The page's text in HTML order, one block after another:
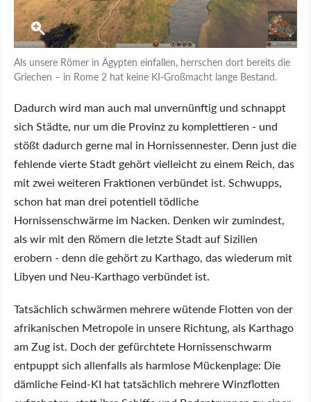
Als unsere Römer in Ägypten einfallen, herrschen dort bereits die
Griechen – in Rome 2 hat keine KI-Großmacht lange Bestand.
Dadurch wird man auch mal unvernünftig und schnappt
sich Städte, nur um die Provinz zu komplettieren - und
stößt dadurch gerne mal in Hornissennester. Denn just die
fehlende vierte Stadt gehört vielleicht zu einem Reich, das
mit zwei weiteren Fraktionen verbündet ist. Schwupps,
schon hat man drei potentiell tödliche
Hornissenschwärme im Nacken. Denken wir zumindest,
als wir mit den Römern die letzte Stadt auf Sizilien
erobern - denn die gehört zu Karthago, das wiederum mit
Libyen und Neu-Karthago verbündet ist.
Tatsächlich schwärmen mehrere wütende Flotten von der
afrikanischen Metropole in unsere Richtung, als Karthago
am Zug ist. Doch der gefürchtete Hornissenschwarm
entpuppt sich allenfalls als harmlose Mückenplage: Die
dämliche Feind-KI hat tatsächlich mehrere Winzflotten